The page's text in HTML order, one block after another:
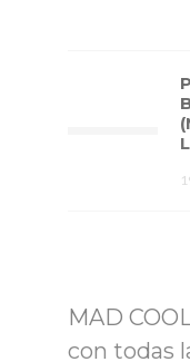
MAD
con todas